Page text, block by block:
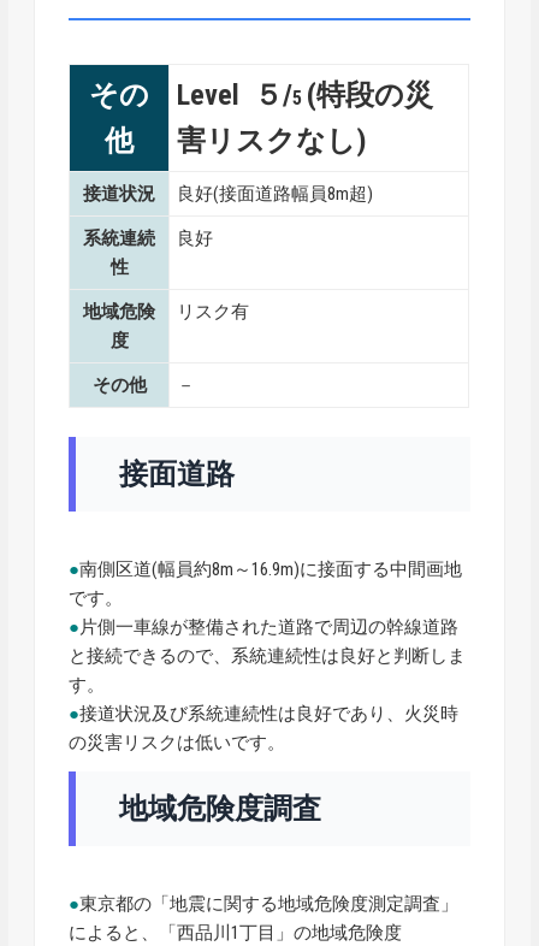
その
他
Level ５/5 (特段の災
害リスクなし)
接道状況 良好(接面道路幅員8m超)
系統連続
性
良好
地域危険
度
リスク有
その他 －
接面道路
●南側区道(幅員約8m～16.9m)に接面する中間画地
です。
●片側一車線が整備された道路で周辺の幹線道路
と接続できるので、系統連続性は良好と判断しま
す。
●接道状況及び系統連続性は良好であり、火災時
の災害リスクは低いです。
地域危険度調査
●東京都の「地震に関する地域危険度測定調査」
によると、「西品川1丁目」の地域危険度